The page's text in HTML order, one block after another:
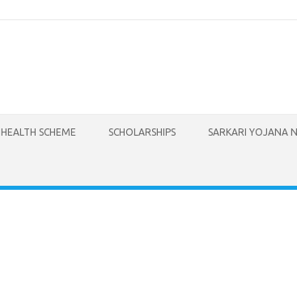
HEALTH SCHEME SCHOLARSHIPS SARKARI YOJANA